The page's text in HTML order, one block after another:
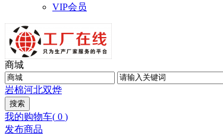
VIP会员
商城
岩棉河北双烨
我的购物车( 0 )
发布商品